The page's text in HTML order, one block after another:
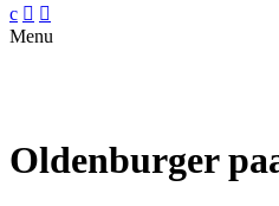
c  
Menu
Oldenburger